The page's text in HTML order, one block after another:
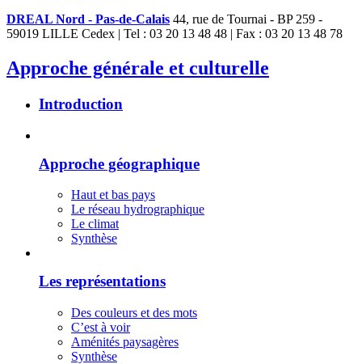
DREAL Nord - Pas-de-Calais 44, rue de Tournai - BP 259 -
59019 LILLE Cedex | Tel : 03 20 13 48 48 | Fax : 03 20 13 48 78
Approche générale et culturelle
Introduction
Approche géographique
Haut et bas pays
Le réseau hydrographique
Le climat
Synthèse
Les représentations
Des couleurs et des mots
C’est à voir
Aménités paysagères
Synthèse